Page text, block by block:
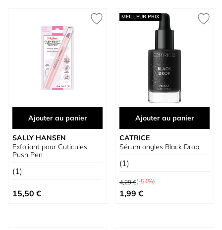
Ajouter au panier
SALLY HANSEN
Exfoliant pour Cuticules
Push Pen
(1)
15,50 €
MEILLEUR PRIX
Ajouter au panier
CATRICE
Sérum ongles Black Drop
(1)
Prix normal
4,29 €(-54%)
Prix spécial
1,99 €